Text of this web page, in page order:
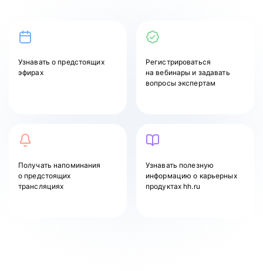
Узнаватьо предстоящих
эфирах
Регистрироваться
на вебинары и задавать
вопросы экспертам
Получать напоминания
о предстоящих
трансляциях
Узнавать полезную
информацию о карьерных
продуктах hh.ru